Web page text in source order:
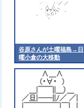
谷原さんが土曜福島→日
曜小倉の大移動